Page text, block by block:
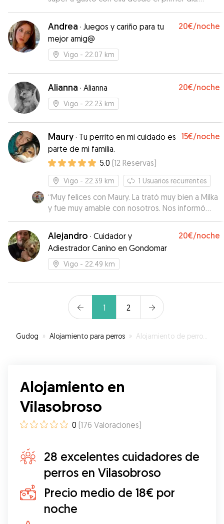
Ahora cada vez que nos acercamos a la zona de
su casa, va toda contenta hacia su portal. Te
envía fotos y vídeos de los paseos y trata con
mucho cariño a las mascotas. Repetiremos
seguro!”
Andrea · Juegos y cariño para tu
mejor amig@
20€/noche
Vigo - 22.07 km
Alianna · Alianna 20€/noche
Vigo - 22.23 km
Maury· Tu perrito en mi cuidado es
parte de mi familia.
15€/noche
5.0 (12 Reservas)
Vigo - 22.39 km 1 Usuarios recurrentes
“Muy felices con Maury. La trató muy bien a Milka
y fue muy amable con nosotros. Nos informó
todo lo que hizo Milka en nuestra ausencia y la
recibimos muy cuidada. Recomendable! ”
Alejandro · Cuidador y
Adiestrador Canino en Gondomar
20€/noche
Vigo - 22.49 km
1 2
Gudog » Alojamiento para perros » Alojamiento de perros en Vilasobroso
Alojamiento en
Vilasobroso
0 (176 Valoraciones)
28 excelentes cuidadores de
perros en Vilasobroso
Precio medio de 18€ por
noche